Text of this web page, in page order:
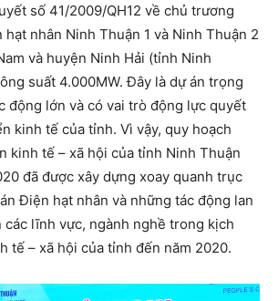
số 41/2009/QH12 về chủ trương
nhân Ninh Thuận 1 và Ninh Thuận 2
và huyện Ninh Hải (tỉnh Ninh
suất 4.000MW. Đây là dự án trọng
động lớn và có vai trò động lực quyết
kinh tế của tỉnh. Vì vậy, quy hoạch
kinh tế – xã hội của tỉnh Ninh Thuận
đã được xây dựng xoay quanh trục
Điện hạt nhân và những tác động lan
các lĩnh vực, ngành nghề trong kịch
tế – xã hội của tỉnh đến năm 2020.